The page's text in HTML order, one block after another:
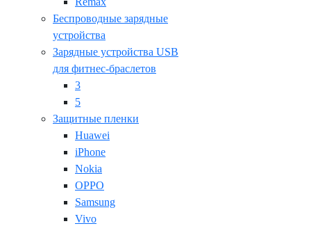
Беспроводные зарядные
устройства
Зарядные устройства USB
для фитнес-браслетов
3
5
Защитные пленки
Huawei
iPhone
Nokia
OPPO
Samsung
Vivo